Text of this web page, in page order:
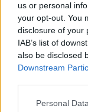
us or personal
your opt-out. You
disclosure of your
IAB’s list of
also be disclosed
Downstream
Please note that
Personal
Nell’estate del 2024,
temporaneamente
dal caldo estremo.
I funzionari
hanno lo scopo di
ETA: Cambiamenti di
Sapeva che senza